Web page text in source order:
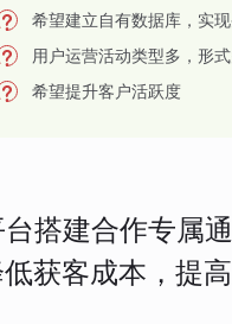
希望建立自有数据库，实
用户运营活动类型多，形
希望提升客户活跃度
搭建合作专属
获客成本，提